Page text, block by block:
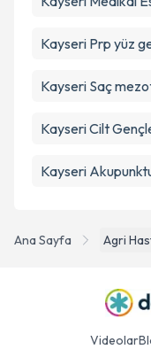
Ana Sayfa Agri
Kayseri Prp yüz
Kayseri Saç
Kayseri Cilt
Kayseri
Videolar